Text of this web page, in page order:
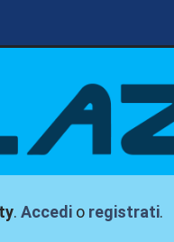
.Accedi o registrati.